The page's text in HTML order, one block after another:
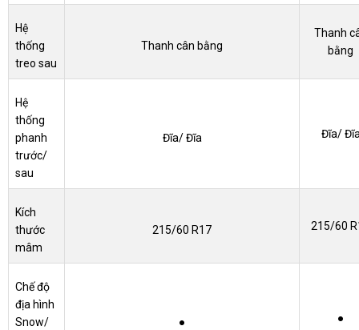
Hệ
thống
treo sau
Thanh cân bằng
Thanh
bằng
Hệ
thống
phanh
trước/
sau
Đĩa/ Đĩa Đĩa/
Kích
thước
mâm
215/60 R17 215/60
Chế độ
địa hình
Snow/
● ●